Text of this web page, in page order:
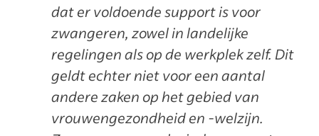
dat er voldoende support is voor
zwangeren, zowel in landelijke
regelingen als op de werkplek zelf. Dit
geldt echter niet voor een aantal
andere zaken op het gebied van
vrouwengezondheid en -welzijn.